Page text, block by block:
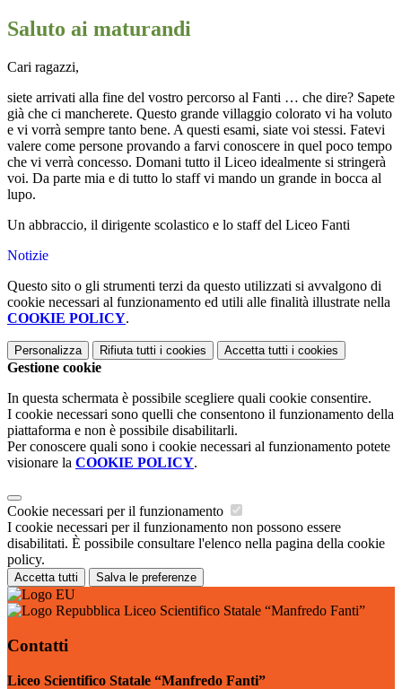
Saluto ai maturandi
Cari ragazzi,
siete arrivati alla fine del vostro percorso al Fanti … che dire? Sapete
già che ci mancherete. Questo grande villaggio colorato vi ha voluto
e vi vorrà sempre tanto bene. A questi esami, siate voi stessi. Fatevi
valere come persone provando a farvi conoscere in quel poco tempo
che vi verrà concesso. Domani tutto il Liceo idealmente si stringerà
voi. Da parte mia e di tutto lo staff vi mando un grande in bocca al
lupo.
Un abbraccio, il dirigente scolastico e lo staff del Liceo Fanti
Notizie
Questo sito o gli strumenti terzi da questo utilizzati si avvalgono di
cookie necessari al funzionamento ed utili alle finalità illustrate nella
COOKIE POLICY.
Personalizza Rifiuta tutti i cookies Accetta tutti i cookies
Gestione cookie
In questa schermata è possibile scegliere quali cookie consentire.
I cookie necessari sono quelli che consentono il funzionamento della
piattaforma e non è possibile disabilitarli.
Per conoscere quali sono i cookie necessari al funzionamento potete
visionare la COOKIE POLICY.
Cookie necessari per il funzionamento
I cookie necessari per il funzionamento non possono essere
disabilitati. È possibile consultare l'elenco nella pagina della cookie
policy.
Accetta tutti Salva le preferenze
Liceo Scientifico Statale “Manfredo Fanti”
Contatti
Liceo Scientifico Statale “Manfredo Fanti”